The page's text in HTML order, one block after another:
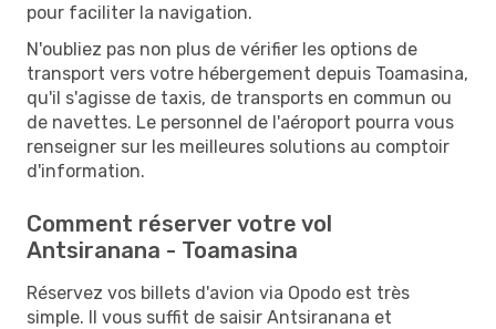
pour faciliter la navigation.
N'oubliez pas non plus de vérifier les options de
transport vers votre hébergement depuis Toamasina,
qu'il s'agisse de taxis, de transports en commun ou
de navettes. Le personnel de l'aéroport pourra vous
renseigner sur les meilleures solutions au comptoir
d'information.
Comment réserver votre vol
Antsiranana - Toamasina
Réservez vos billets d'avion via Opodo est très
simple. Il vous suffit de saisir Antsiranana et